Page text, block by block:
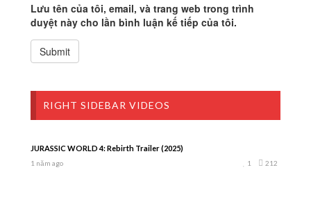
Lưu tên của tôi, email, và trang web trong trình
duyệt này cho lần bình luận kế tiếp của tôi.
RIGHT SIDEBAR VIDEOS
JURASSIC WORLD 4: Rebirth Trailer (2025)
1 năm ago 212
1